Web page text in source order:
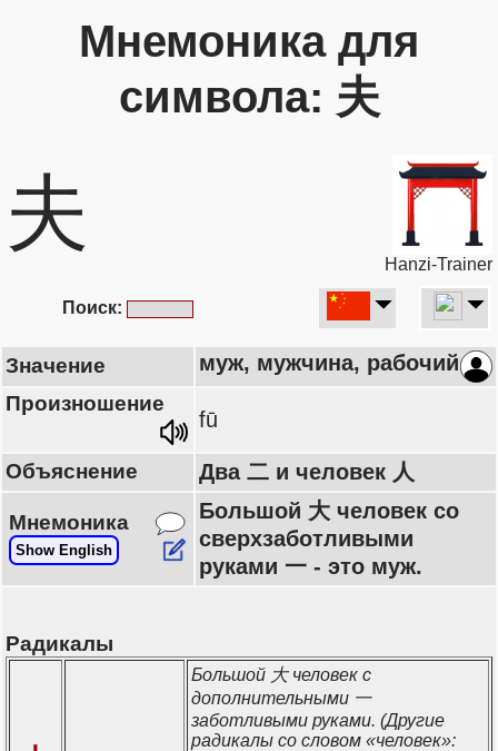
Мнемоника для
символа: 夫
夫
Hanzi-Trainer
Поиск:
Значение муж, мужчина, рабочий
Произношение
fū
Объяснение Два 二 и человек 人
Мнемоника
Show English
Большой 大 человек со
сверхзаботливыми
руками 一 - это муж.
Радикалы
Большой 大 человек с
дополнительными 一
заботливыми руками. (Другие
радикалы со словом «человек»: